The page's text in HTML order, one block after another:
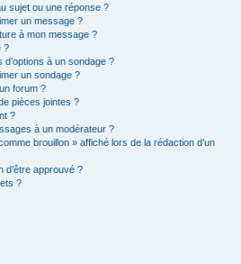
sujet ou une réponse ?
un message ?
à mon message ?
?
à un sondage ?
un sondage ?
forum ?
pièces jointes ?
?
à un modérateur ?
brouillon » affiché lors de la rédaction d’un
d’être approuvé ?
?